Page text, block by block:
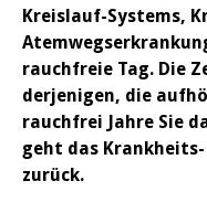
Kreislauf-Systems,
rauchfreie Tag. Die
derjenigen, die
rauchfrei Jahre Sie
geht das
zurück.